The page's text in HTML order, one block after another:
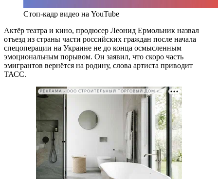
Стоп-кадр видео на YouTube
Актёр театра и кино, продюсер Леонид Ермольник назвал
отъезд из страны части российских граждан после начала
спецоперации на Украине не до конца осмысленным
эмоциональным порывом. Он заявил, что скоро часть
эмигрантов вернётся на родину, слова артиста приводит
ТАСС.
РЕКЛАМА • ООО СТРОИТЕЛЬНЫЙ ТОРГОВЫЙ ДОМ «ПЕТРОВИЧ». ИНН: 7802348846